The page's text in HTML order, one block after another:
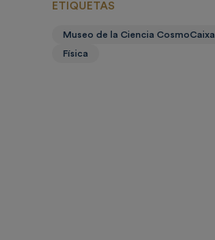
ETIQUETAS
Museo de la Ciencia CosmoCaixa
Física